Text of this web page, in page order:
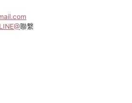
可
在
LINE@聯繫